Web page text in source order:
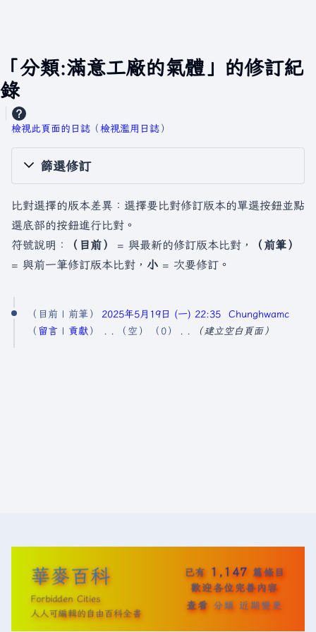
「分類:滿意工廠的氣體」的修訂紀
錄
檢視此頁面的日誌 ​（檢視濫用日誌）
篩選修訂
比對選擇的版本差異：選擇要比對修訂版本的單選按鈕並點
選底部的按鈕進行比對。
符號說明：
（目前） = 與最新的修訂版本比對，
（前筆）
= 與前一筆修訂版本比對， 小 = 次要修訂。
2
2
期
目前 前筆 2025年5月19日 (一) 22:35
Chunghwamc
留言
貢獻 空 0 建立空白頁面
華麥百科
Forbidden Cities
人人可編輯的自由百科全書
已有 1,147 篇條目
歡迎各位完善內容
查看 分類 近期變更